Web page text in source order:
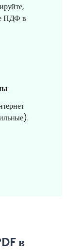
ПДФ в
в